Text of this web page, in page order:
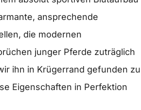
ansprechende
die modernen
junger Pferde zuträglich
ihn in Krügerrand gefunden zu
Eigenschaften in Perfektion